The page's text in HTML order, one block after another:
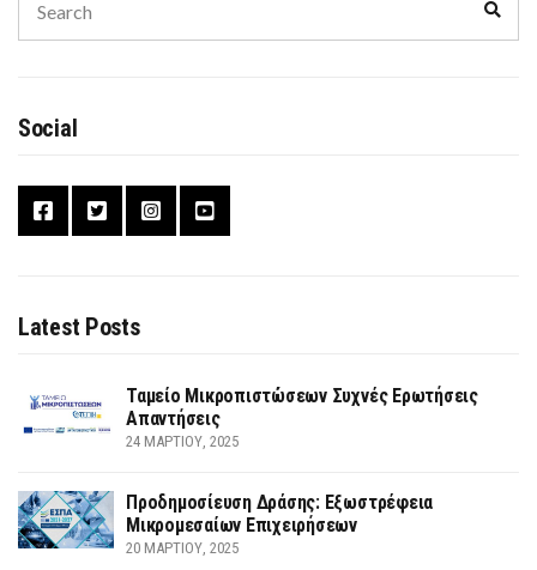
for:
Social
Latest Posts
Ταμείο Μικροπιστώσεων Συχνές Ερωτήσεις
Απαντήσεις
24 ΜΑΡΤΊΟΥ, 2025
Προδημοσίευση Δράσης: Εξωστρέφεια
Μικρομεσαίων Επιχειρήσεων
20 ΜΑΡΤΊΟΥ, 2025